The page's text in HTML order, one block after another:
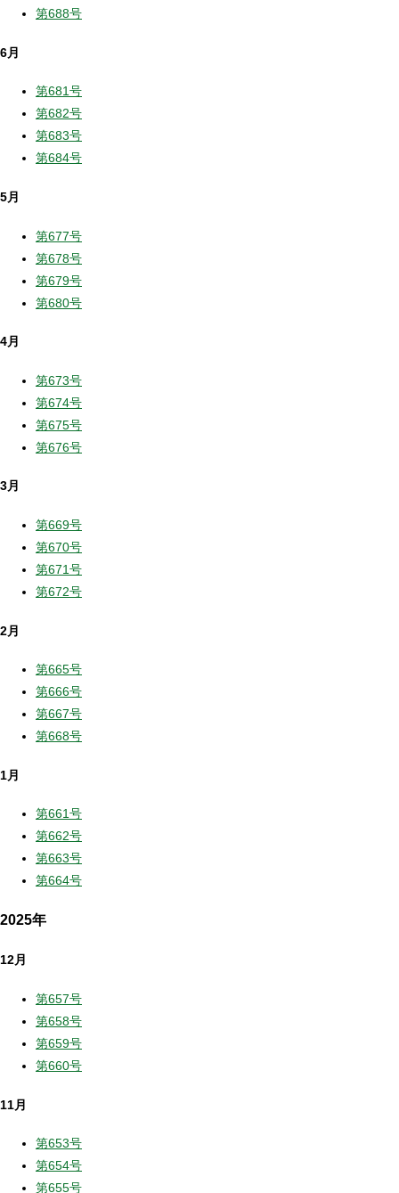
第688号
6月
第681号
第682号
第683号
第684号
5月
第677号
第678号
第679号
第680号
4月
第673号
第674号
第675号
第676号
3月
第669号
第670号
第671号
第672号
2月
第665号
第666号
第667号
第668号
1月
第661号
第662号
第663号
第664号
2025年
12月
第657号
第658号
第659号
第660号
11月
第653号
第654号
第655号